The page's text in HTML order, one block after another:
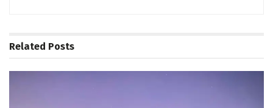
Related Posts